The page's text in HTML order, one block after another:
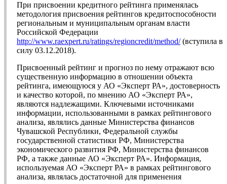
При присвоении кредитного рейтинга применялась
методология присвоения рейтингов кредитоспособности
региональным и муниципальным органам власти
Российской Федерации
http://www.raexpert.ru/ratings/regioncredit/method/(вступила в
силу 03.12.2018).
Присвоенный рейтинг и прогноз по нему отражают всю
существенную информацию в отношении объекта
рейтинга, имеющуюся у АО «Эксперт РА», достоверность
и качество которой, по мнению АО «Эксперт РА»,
являются надлежащими. Ключевыми источниками
информации, использованными в рамках рейтингового
анализа, являлись данные Министерства финансов
Чувашской Республики, Федеральной службы
государственной статистики РФ, Министерства
экономического развития РФ, Министерства финансов
РФ, а также данные АО «Эксперт РА». Информация,
используемая АО «Эксперт РА» в рамках рейтингового
анализа, являлась достаточной для применения